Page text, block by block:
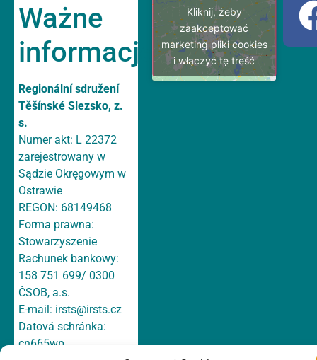
Ważne
informacje
Regionální sdružení
Těšínské Slezsko, z.
s.
Numer akt: L 22372
zarejestrowany w
Sądzie Okręgowym w
Ostrawie
REGON: 68149468
Forma prawna:
Stowarzyszenie
Rachunek bankowy:
158 751 699/ 0300
ČSOB, a.s.
E-mail: irsts@irsts.cz
Datová schránka:
cn665wp
Kliknij, żeby
zaakceptować
marketing pliki cookies
i włączyć tę treść